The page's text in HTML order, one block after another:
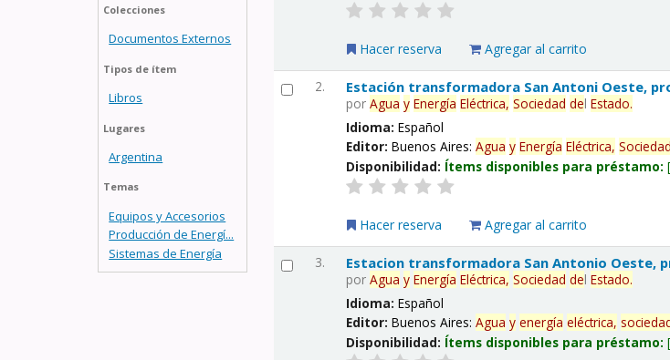
Colecciones
Documentos Externos
Tipos de ítem
Libros
Lugares
Argentina
Temas
Equipos y Accesorios
Producción de Energí...
Sistemas de Energía
Hacer reserva Agregar al carrito
2. Estación transformadora San Antoni Oeste,
porAgua y Energía Eléctrica, Sociedad delEstado.
Idioma:Español
Editor:Buenos Aires:Agua y Energía Eléctrica, Sociedad
Disponibilidad: Ítems disponibles para préstamo:
Hacer reserva Agregar al carrito
3. Estacion transformadora San Antonio Oeste,
porAgua y Energía Eléctrica, Sociedad delEstado.
Idioma:Español
Editor:Buenos Aires:Agua y energía eléctrica,
Disponibilidad: Ítems disponibles para préstamo: